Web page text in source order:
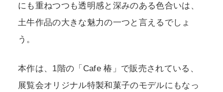
にも重ねつつも透明感と深みのある色合いは、
土牛作品の大きな魅力の一つと言えるでしょ
う。
本作は、1階の「Cafe 椿」で販売されている、
展覧会オリジナル特製和菓子のモデルにもなっ